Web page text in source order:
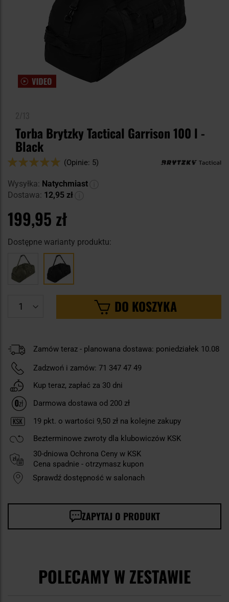
Torba Brytzky Tactical Garrison 100 l -
Black
Ocena:
(Opinie: 5)
Wysyłka: Natychmiast
Dostawa: 12,95 zł
199,95 zł
Dostępne warianty produktu:
DO KOSZYKA
Zamów teraz - planowana dostawa: poniedziałek 10.08
Zadzwoń i zamów: 71 347 47 49
Kup teraz, zapłać za 30 dni
Darmowa dostawa od 200 zł
19 pkt. o wartości 9,50 zł na kolejne zakupy
Bezterminowe zwroty dla klubowiczów KSK
30-dniowa Ochrona Ceny w KSK
Cena spadnie - otrzymasz kupon
Sprawdź dostępność w salonach
ZAPYTAJ O PRODUKT
POLECAMY W ZESTAWIE